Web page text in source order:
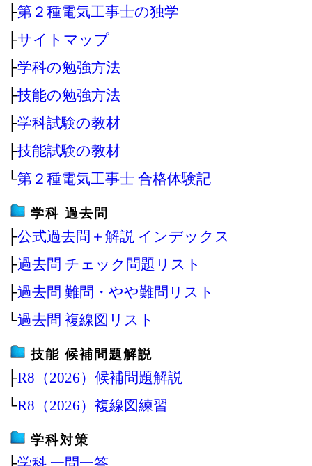
├第２種電気工事士の独学
├サイトマップ
├学科の勉強方法
├技能の勉強方法
├学科試験の教材
├技能試験の教材
└第２種電気工事士 合格体験記
学科 過去問
├公式過去問＋解説 インデックス
├過去問 チェック問題リスト
├過去問 難問・やや難問リスト
└過去問 複線図リスト
技能 候補問題解説
├R8（2026）候補問題解説
└R8（2026）複線図練習
学科対策
├学科 一問一答